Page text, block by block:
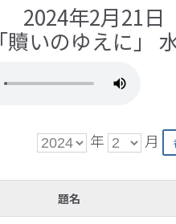
2024年2月21日
「贖いのゆえに」
年 月
題名